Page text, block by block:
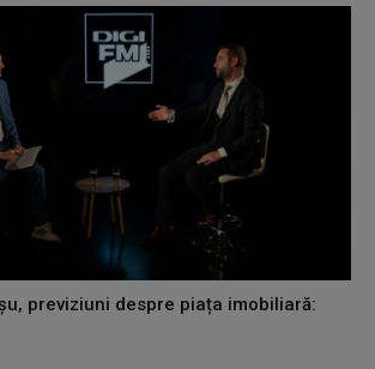
previziuni despre piața imobiliară: